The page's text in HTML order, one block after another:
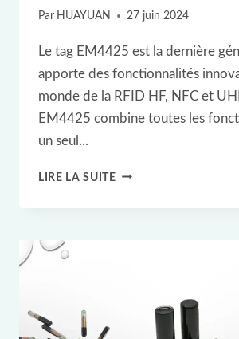
Par HUAYUAN 27 juin 2024
Le tag EM4425 est la dernière
apporte des fonctionnalités
monde de la RFID HF, NFC et
EM4425 combine toutes les
un seul...
LIRE LA SUITEETIQUETTE
HUAYUAN
ELECTRONIC